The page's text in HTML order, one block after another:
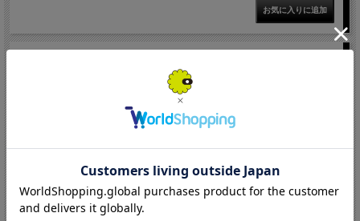
コーディネートのアクセントになるカラーブロックが印象的なマフラー
MATISSE。ギフトにも最適な上品アイテム。スペイン MANTAS EZCARAY(マン
価格： 16,500円(税込)
MANTAS EZCARAY 814 エスカライ PETA DE GALLO 22×250cm スペイン製